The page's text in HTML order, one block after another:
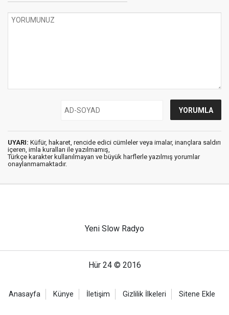
UYARI: Küfür, hakaret, rencide edici cümleler veya imalar, inançlara saldırı
içeren, imla kuralları ile yazılmamış,
Türkçe karakter kullanılmayan ve büyük harflerle yazılmış yorumlar
onaylanmamaktadır.
Yeni Slow Radyo
Hür 24 © 2016
Anasayfa Künye İletişim Gizlilik İlkeleri Sitene Ekle